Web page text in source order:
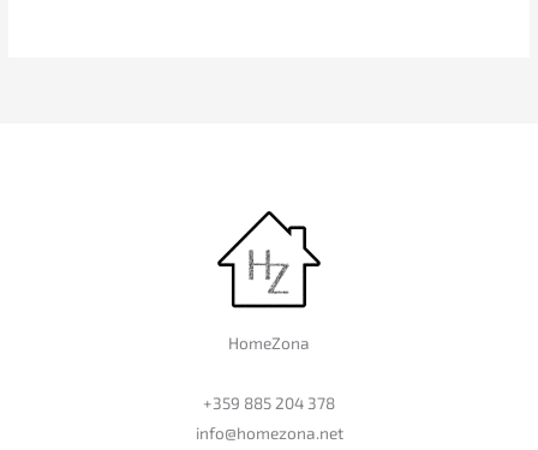
HomeZona
+359 885 204 378
info@homezona.net